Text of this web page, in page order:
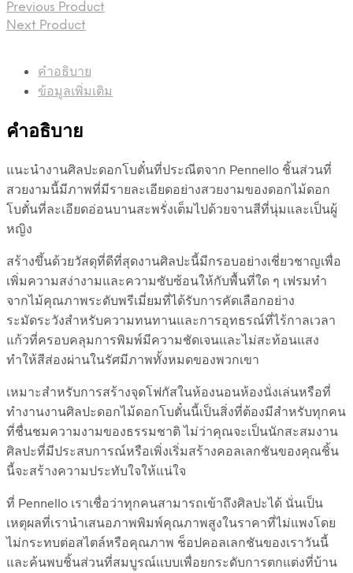
Previous Product
Next Product
คำอธิบาย
ข้อมูลเพิ่มเติม
คำอธิบาย
แนะนำงานศิลปะดอกโบตั๋นที่ประณีตจาก Pennello ชิ้นส่วนที่
สวยงามนี้มีภาพที่มีรายละเอียดอย่างสวยงามของดอกไม้ดอก
โบตั๋นที่ละเอียดอ่อนบานสะพรั่งเต็มไปด้วยจานสีที่นุ่มและเป็นผู้
หญิง
สร้างขึ้นด้วยวัสดุที่ดีที่สุดงานศิลปะนี้มีกรอบอย่างเชี่ยวชาญเพื่อ
เพิ่มความสง่างามและความซับซ้อนให้กับพื้นที่ใด ๆ เฟรมทำ
จากไม้คุณภาพระดับพรีเมี่ยมที่ได้รับการคัดเลือกอย่าง
ระมัดระวังสำหรับความทนทานและการอุทธรณ์ที่ไร้กาลเวลา
แก้วที่ครอบคลุมการพิมพ์มีความชัดเจนและไม่สะท้อนแสง
ทำให้สีส่องผ่านในรัศมีภาพทั้งหมดของพวกเขา
เหมาะสำหรับการสร้างจุดโฟกัสในห้องนอนห้องนั่งเล่นหรือที่
ทำงานงานศิลปะดอกไม้ดอกโบตั๋นนี้เป็นสิ่งที่ต้องมีสำหรับทุกคน
ที่ชื่นชมความงามของธรรมชาติ ไม่ว่าคุณจะเป็นนักสะสมงาน
ศิลปะที่มีประสบการณ์หรือเพิ่งเริ่มสร้างคอลเลกชันของคุณชิ้น
นี้จะสร้างความประทับใจให้แน่ใจ
ที่ Pennello เราเชื่อว่าทุกคนสามารถเข้าถึงศิลปะได้ นั่นเป็น
เหตุผลที่เรานำเสนอภาพพิมพ์คุณภาพสูงในราคาที่ไม่แพงโดย
ไม่กระทบต่อสไตล์หรือคุณภาพ ช็อปคอลเลกชันของเราวันนี้
และค้นพบชิ้นส่วนที่สมบูรณ์แบบเพื่อยกระดับการตกแต่งที่บ้าน